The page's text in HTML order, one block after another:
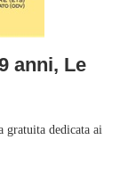
anni, Le
gratuita dedicata ai